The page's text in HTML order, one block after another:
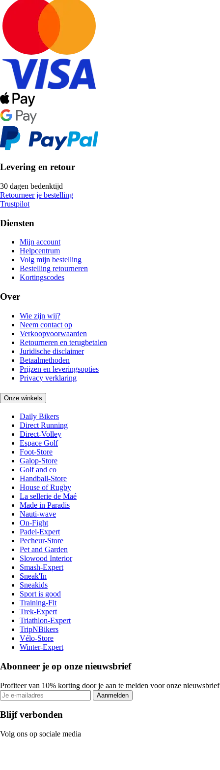
Levering en retour
30 dagen bedenktijd
Retourneer je bestelling
Trustpilot
Diensten
Mijn account
Helpcentrum
Volg mijn bestelling
Bestelling retourneren
Kortingscodes
Over
Wie zijn wij?
Neem contact op
Verkoopvoorwaarden
Retourneren en terugbetalen
Juridische disclaimer
Betaalmethoden
Prijzen en leveringsopties
Privacy verklaring
Onze winkels
Daily Bikers
Direct Running
Direct-Volley
Espace Golf
Foot-Store
Galop-Store
Golf and co
Handball-Store
House of Rugby
La sellerie de Maé
Made in Paradis
Nauti-wave
On-Fight
Padel-Expert
Pecheur-Store
Pet and Garden
Slowood Interior
Smash-Expert
Sneak'In
Sneakids
Sport is good
Training-Fit
Trek-Expert
Triathlon-Expert
TripNBikers
Vélo-Store
Winter-Expert
Abonneer je op onze nieuwsbrief
Profiteer van 10% korting door je aan te melden voor onze nieuwsbrief
Aanmelden
Blijf verbonden
Volg ons op sociale media